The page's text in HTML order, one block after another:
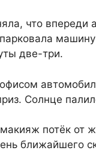
что впереди
две-три.
Солнце
потёк
ближайшего